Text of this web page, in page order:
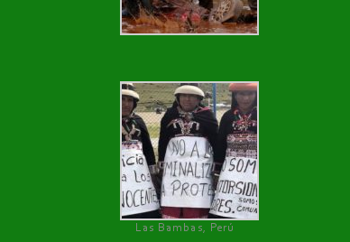
Las Bambas, Perú